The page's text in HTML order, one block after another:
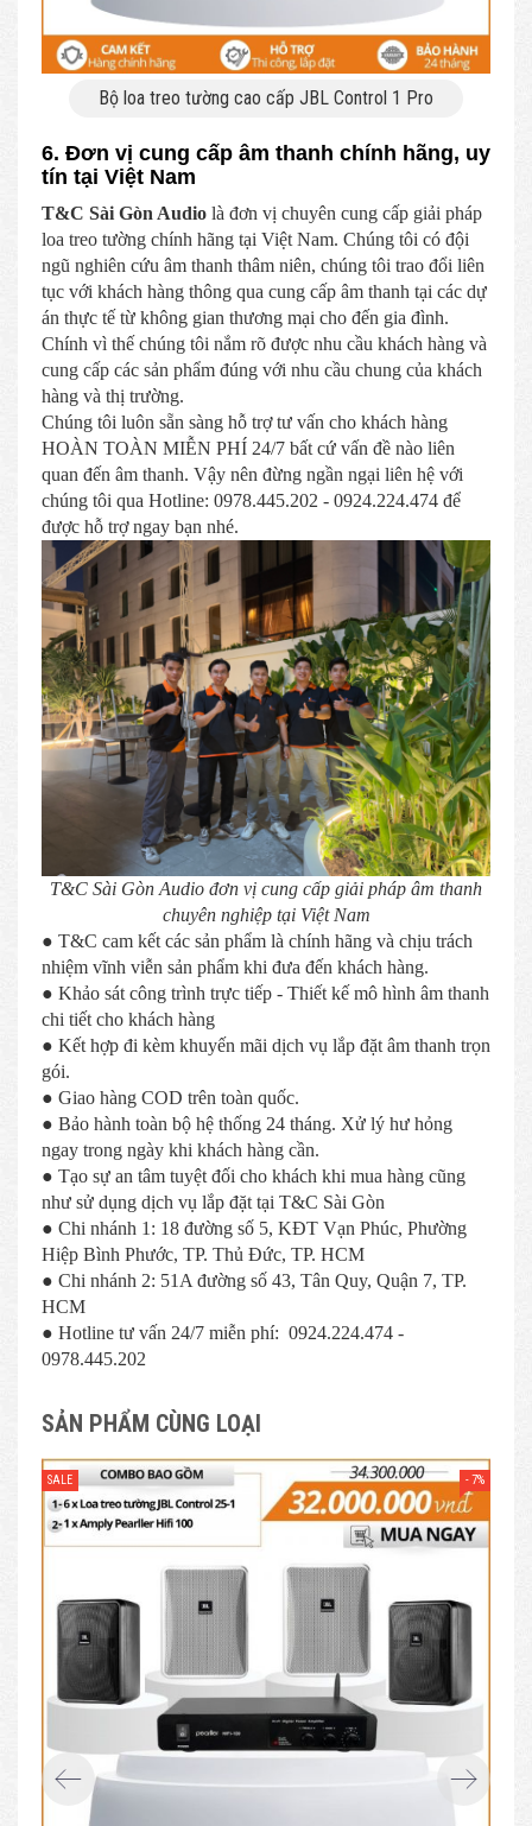
Bộ loa treo tường cao cấp JBL Control 1 Pro
6. Đơn vị cung cấp âm thanh chính hãng, uy
tín tại Việt Nam
T&C Sài Gòn Audio là đơn vị chuyên cung cấp giải pháp
loa treo tường chính hãng tại Việt Nam. Chúng tôi có đội
ngũ nghiên cứu âm thanh thâm niên, chúng tôi trao đổi liên
tục với khách hàng thông qua cung cấp âm thanh tại các dự
án thực tế từ không gian thương mại cho đến gia đình.
Chính vì thế chúng tôi nắm rõ được nhu cầu khách hàng và
cung cấp các sản phẩm đúng với nhu cầu chung của khách
hàng và thị trường.
Chúng tôi luôn sẵn sàng hỗ trợ tư vấn cho khách hàng
HOÀN TOÀN MIỄN PHÍ 24/7 bất cứ vấn đề nào liên
quan đến âm thanh. Vậy nên đừng ngần ngại liên hệ với
chúng tôi qua Hotline: 0978.445.202 - 0924.224.474 để
được hỗ trợ ngay bạn nhé.
T&C Sài Gòn Audio đơn vị cung cấp giải pháp âm thanh
chuyên nghiệp tại Việt Nam
● T&C cam kết các sản phẩm là chính hãng và chịu trách
nhiệm vĩnh viễn sản phẩm khi đưa đến khách hàng.
● Khảo sát công trình trực tiếp - Thiết kế mô hình âm thanh
chi tiết cho khách hàng
● Kết hợp đi kèm khuyến mãi dịch vụ lắp đặt âm thanh trọn
gói.
● Giao hàng COD trên toàn quốc.
● Bảo hành toàn bộ hệ thống 24 tháng. Xử lý hư hỏng
ngay trong ngày khi khách hàng cần.
● Tạo sự an tâm tuyệt đối cho khách khi mua hàng cũng
như sử dụng dịch vụ lắp đặt tại T&C Sài Gòn
● Chi nhánh 1: 18 đường số 5, KĐT Vạn Phúc, Phường
Hiệp Bình Phước, TP. Thủ Đức, TP. HCM
● Chi nhánh 2: 51A đường số 43, Tân Quy, Quận 7, TP.
HCM
● Hotline tư vấn 24/7 miễn phí: 0924.224.474 -
0978.445.202
SẢN PHẨM CÙNG LOẠI
SALE - 7%